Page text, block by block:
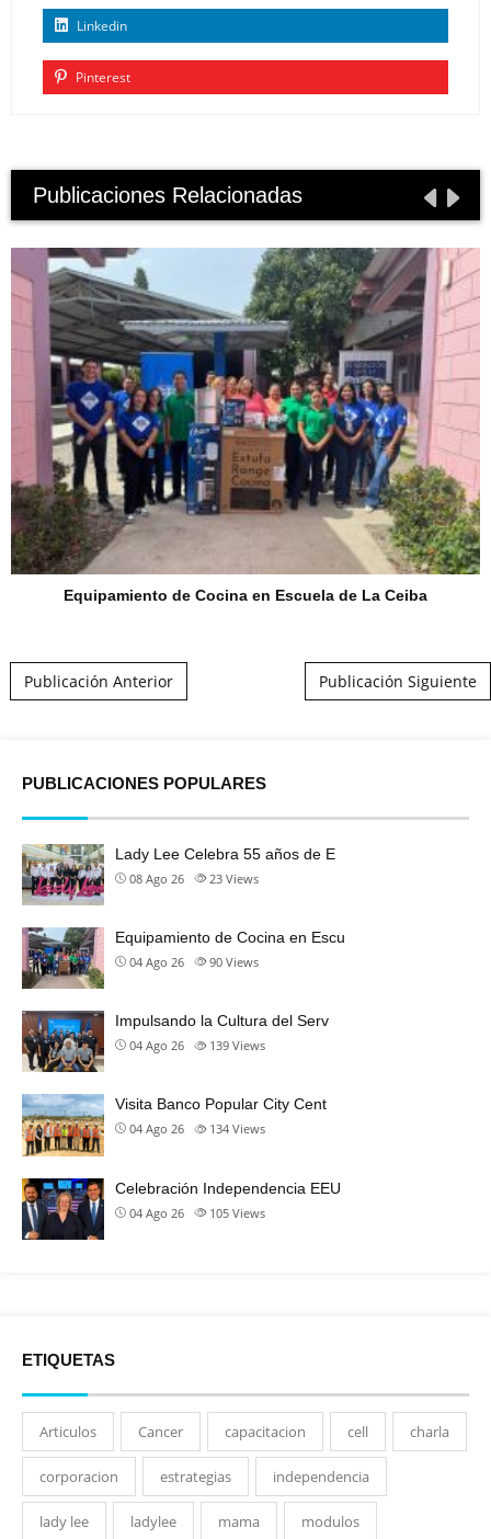
Linkedin
Pinterest
Publicaciones Relacionadas
Equipamiento de Cocina en Escuela de La Ceiba
Publicación Anterior Publicación Siguiente
PUBLICACIONES POPULARES
Lady Lee Celebra 55 años de E
08 Ago 26 23 Views
Equipamiento de Cocina en Escu
04 Ago 26 90 Views
Impulsando la Cultura del Serv
04 Ago 26 139 Views
Visita Banco Popular City Cent
04 Ago 26 134 Views
Celebración Independencia EEU
04 Ago 26 105 Views
ETIQUETAS
Articulos Cancer capacitacion cell charla
corporacion estrategias independencia
lady lee ladylee mama modulos